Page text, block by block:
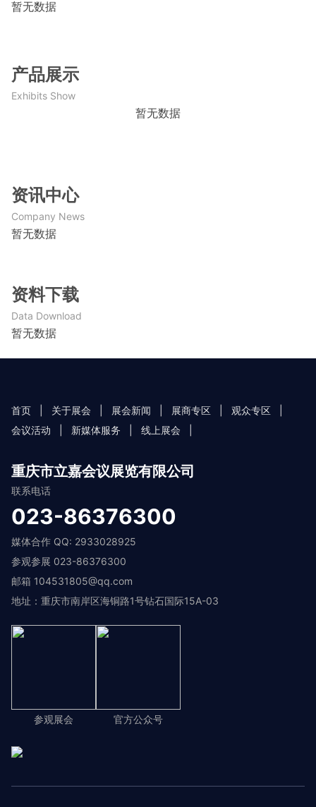
暂无数据
产品展示
Exhibits Show
暂无数据
资讯中心
Company News
暂无数据
资料下载
Data Download
暂无数据
首页 关于展会 展会新闻 展商专区 观众专区
会议活动
新媒体服务 线上展会
重庆市立嘉会议展览有限公司
联系电话
023-86376300
媒体合作 QQ: 2933028925
参观参展 023-86376300
邮箱 104531805@qq.com
地址：重庆市南岸区海铜路1号钻石国际15A-03
参观展会 官方公众号